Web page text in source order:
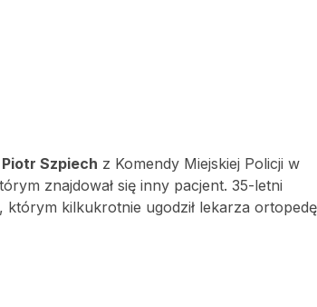
Piotr Szpiech z Komendy Miejskiej Policji w
znajdował się inny pacjent. 35-letni
którym kilkukrotnie ugodził lekarza